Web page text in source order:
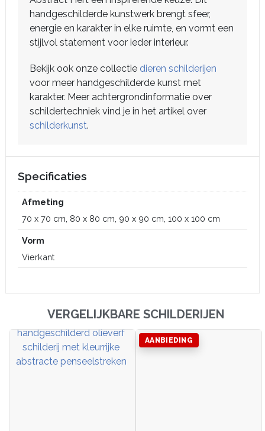
handgeschilderde kunstwerk brengt sfeer,
energie en karakter in elke ruimte, en vormt een
stijlvol statement voor ieder interieur.
Bekijk ook onze collectie dieren schilderijen
voor meer handgeschilderde kunst met
karakter. Meer achtergrondinformatie over
schildertechniek vind je in het artikel over
schilderkunst.
Specificaties
Afmeting
70 x 70 cm, 80 x 80 cm, 90 x 90 cm, 100 x 100 cm
Vorm
Vierkant
VERGELIJKBARE SCHILDERIJEN
AANBIEDING